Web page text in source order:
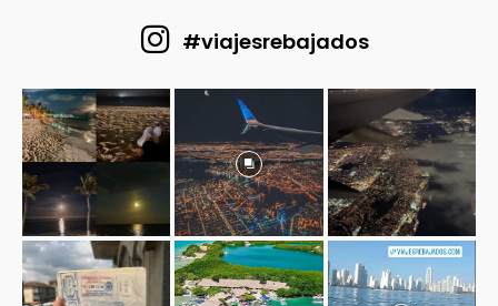
#viajesrebajados